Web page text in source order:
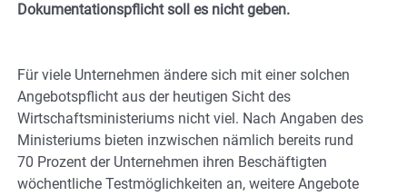
Dokumentationspflicht soll es nicht geben.
Für viele Unternehmen ändere sich mit einer solchen
Angebotspflicht aus der heutigen Sicht des
Wirtschaftsministeriums nicht viel. Nach Angaben des
Ministeriums bieten inzwischen nämlich bereits rund
70 Prozent der Unternehmen ihren Beschäftigten
wöchentliche Testmöglichkeiten an, weitere Angebote